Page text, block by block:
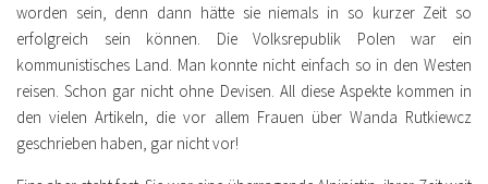
worden sein, denn dann hätte sie niemals in so kurzer Zeit so
erfolgreich sein können. Die Volksrepublik Polen war ein
kommunistisches Land. Man konnte nicht einfach so in den Westen
reisen. Schon gar nicht ohne Devisen. All diese Aspekte kommen in
den vielen Artikeln, die vor allem Frauen über Wanda Rutkiewcz
geschrieben haben, gar nicht vor!